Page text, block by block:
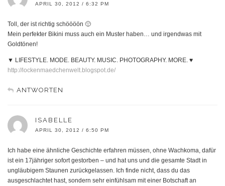
APRIL 30, 2012 / 6:32 PM
Toll, der ist richtig schöööön 🙂
Mein perfekter Bikini muss auch ein Muster haben… und irgendwas mit
Goldtönen!
▼ LIFESTYLE. MODE. BEAUTY. MUSIC. PHOTOGRAPHY. MORE. ♥
http://lockenmaedchenwelt.blogspot.de/
ANTWORTEN
ISABELLE
APRIL 30, 2012 / 6:50 PM
Ich habe eine ähnliche Geschichte erfahren müssen, ohne Wachkoma, dafür
ist ein 17jähriger sofort gestorben – und hat uns und die gesamte Stadt in
ungläubigem Staunen zurückgelassen. Ich finde nicht, dass du das
ausgeschlachtet hast, sondern sehr einfühlsam mit einer Botschaft an